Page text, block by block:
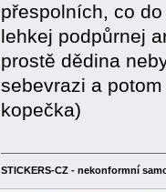
přespolních, co
lehkej podpůrnej
prostě dědina
sebevrazi a
kopečka)
STICKERS-CZ - nekonformní